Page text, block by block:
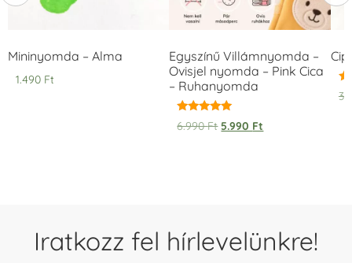
Mininyomda – Alma
1.490 Ft
Egyszínű Villámnyomda –
Ovisjel nyomda – Pink Cica
– Ruhanyomda
Értékelés:
5.00
6.990Ft 5.990 Ft
Iratkozz fel hírlevelünkre!